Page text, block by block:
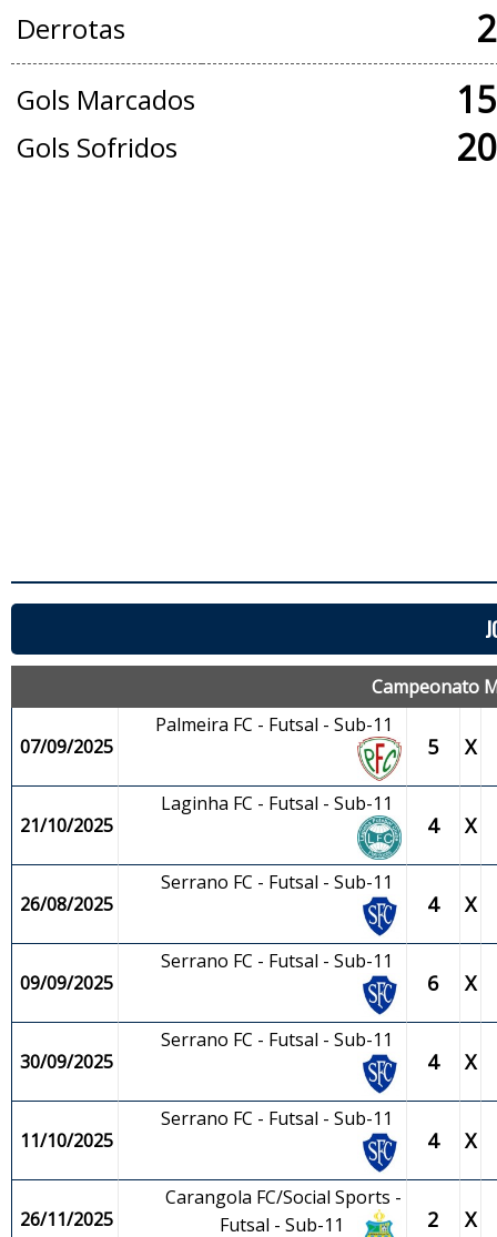
Derrotas
Gols Marcados
Gols Sofridos
Campeonato
07/09/2025
Palmeira FC - Futsal - Sub-11
5 X
21/10/2025
Laginha FC - Futsal - Sub-11
4 X
26/08/2025
Serrano FC - Futsal - Sub-11
4 X
09/09/2025
Serrano FC - Futsal - Sub-11
6 X
30/09/2025
Serrano FC - Futsal - Sub-11
4 X
11/10/2025
Serrano FC - Futsal - Sub-11
4 X
26/11/2025
Carangola FC/Social Sports -
Futsal - Sub-11
2 X